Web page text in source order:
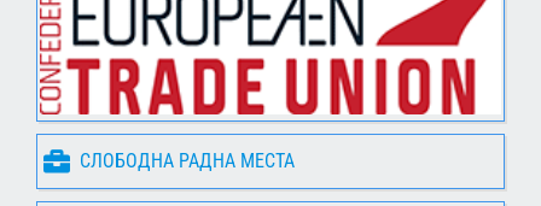
СЛОБОДНА РАДНА МЕСТА